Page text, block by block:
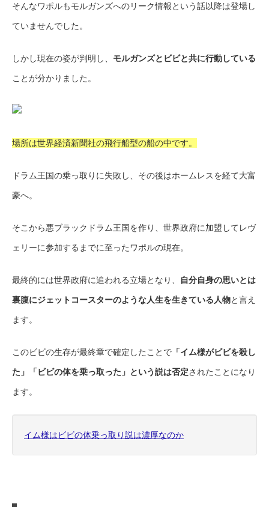
そんなワポルもモルガンズへのリーク情報という話以降は登場し
ていませんでした。
しかし現在の姿が判明し、 モルガンズとビビと共に行動している
ことが分かりました。
場所は世界経済新聞社の飛行船型の船の中です。
ドラム王国の乗っ取りに失敗し、その後はホームレスを経て大富
豪へ。
そこから悪ブラックドラム王国を作り、世界政府に加盟してレヴ
ェリーに参加するまでに至ったワポルの現在。
最終的には世界政府に追われる立場となり、 自分自身の思いとは
裏腹にジェットコースターのような人生を生きている人物と言え
ます。
このビビの生存が最終章で確定したことで 「イム様がビビを殺し
た」「ビビの体を乗っ取った」という説は否定されたことになり
ます。
イム様はビビの体乗っ取り説は濃厚なのか